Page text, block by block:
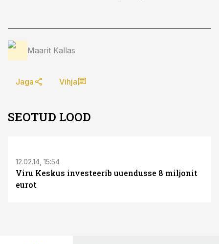
Maarit Kallas
Jaga Vihja
SEOTUD LOOD
12.02.14, 15:54
Viru Keskus investeerib uuendusse 8 miljonit
eurot